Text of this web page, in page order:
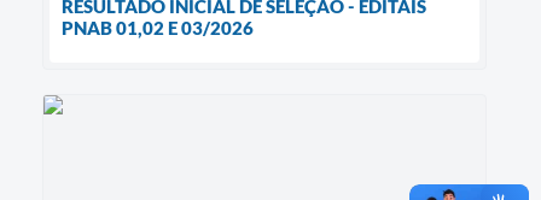
RESULTADO INICIAL DE SELEÇÃO - EDITAIS
PNAB 01,02 E 03/2026